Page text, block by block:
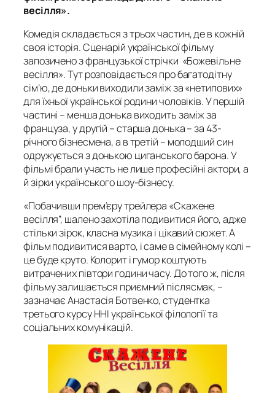
весілля».
Комедія складається з трьох частин, де в кожній
своя історія. Сценарій української фільму
запозичено з французької стрічки «Божевільне
весілля». Тут розповідається про багатодітну
сім’ю, де доньки виходили заміж за «нетипових»
для їхньої української родини чоловіків. У першій
частині – менша донька виходить заміж за
француза, у другій – старша донька – за 43-
річного бізнесмена, а в третій – молодший син
одружується з донькою циганського барона. У
фільмі брали участь не лише професійні актори, а
й зірки українського шоу-бізнесу.
«Побачивши прем’єру трейлера «Скажене
весілля”, шалено захотіла подивитися його, адже
стільки зірок, класна музика і цікавий сюжет. А
фільм подивитися варто, і саме в сімейному колі –
це буде круто. Колорит і гумор коштують
витрачених півтори години часу. До того ж, після
фільму залишається приємний післясмак, –
зазначає Анастасія Ботвенко, студентка
третього курсу ННІ української філології та
соціальних комунікацій.